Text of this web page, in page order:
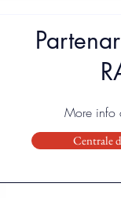
More info
Centrale